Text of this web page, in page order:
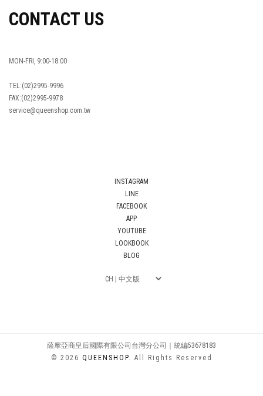
CONTACT US
MON-FRI, 9:00-18:00
TEL:(02)2995-9996
FAX:(02)2995-9978
service@queenshop.com.tw
INSTAGRAM
LINE
FACEBOOK
APP
YOUTUBE
LOOKBOOK
BLOG
薩摩亞商皇后國際有限公司台灣分公司｜統編53678183
© 2026 QUEENSHOP. All Rights Reserved